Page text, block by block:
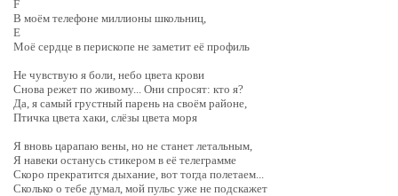
F
В моём телефоне миллионы школьниц,
E
Моё сердце в перископе не заметит её профиль
Не чувствую я боли, небо цвета крови
Снова режет по живому... Они спросят: кто я?
Да, я самый грустный парень на своём районе,
Птичка цвета хаки, слёзы цвета моря
Я вновь царапаю вены, но не станет летальным,
Я навеки останусь стикером в её телеграмме
Скоро прекратится дыхание, вот тогда полетаем...
Сколько о тебе думал, мой пульс уже не подскажет